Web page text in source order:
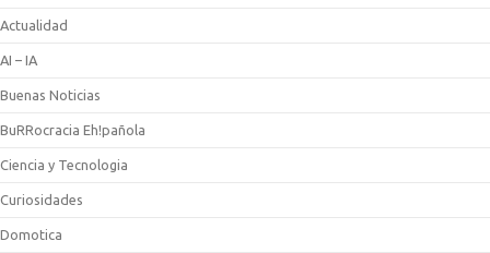
Actualidad
AI – IA
Buenas Noticias
BuRRocracia Eh!pañola
Ciencia y Tecnologia
Curiosidades
Domotica